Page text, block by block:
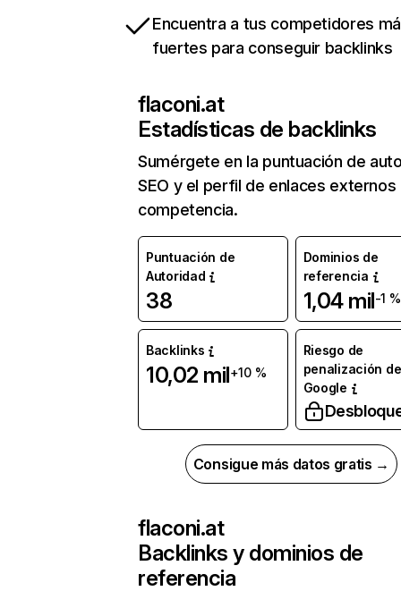
Encuentra a tus competidores
fuertes para conseguir backlinks
flaconi.at
Estadísticas de backlinks
Sumérgete en la puntuación de
SEO y el perfil de enlaces externos
competencia.
Puntuación de
Autoridad
38
Dominios de
referencia
1,04 mil-1 %
Backlinks
10,02 mil+10 %
Riesgo de
penalización de
Google
Consigue más datos gratis →
flaconi.at
Backlinks y dominios de
referencia